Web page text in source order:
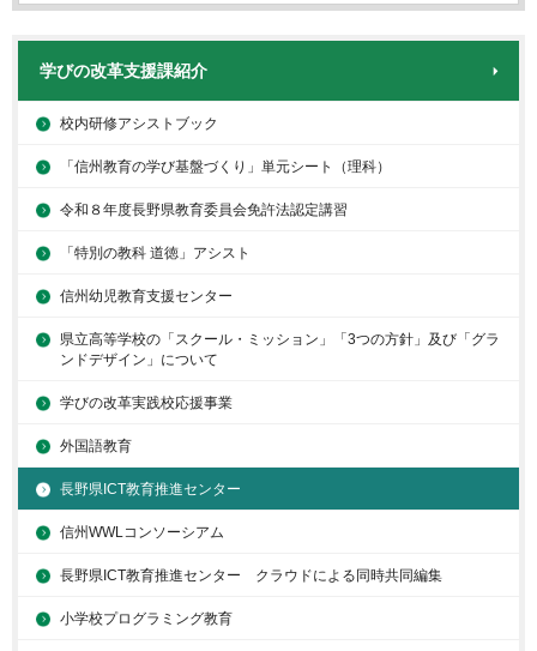
学びの改革支援課紹介
校内研修アシストブック
「信州教育の学び基盤づくり」単元シート（理科）
令和８年度長野県教育委員会免許法認定講習
「特別の教科 道徳」アシスト
信州幼児教育支援センター
県立高等学校の「スクール・ミッション」「3つの方針」及び「グラ
ンドデザイン」について
学びの改革実践校応援事業
外国語教育
長野県ICT教育推進センター
信州WWLコンソーシアム
長野県ICT教育推進センター クラウドによる同時共同編集
小学校プログラミング教育